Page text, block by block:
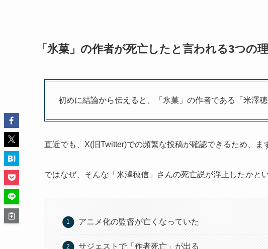
「氷菓」の作者が死亡したと言われる3つの
初めに結論から伝えると、「氷菓」の作者である「米澤
直近でも、X(旧Twitter)での頻繁な投稿が確認できるため、ま
ではなぜ、そんな「米澤穂信」さんの死亡説が浮上したかと
アニメ化の監督が亡くなっていた
サジェストで「作者死亡」が出る